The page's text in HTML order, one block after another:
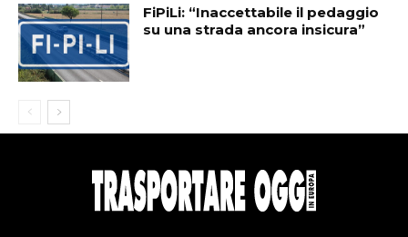
FiPiLi: “Inaccettabile il pedaggio
su una strada ancora insicura”